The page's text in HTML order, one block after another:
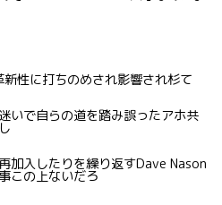
性に打ちのめされ影響され杉て
いで自らの道を踏み誤ったアホ共
加入したりを繰り返すDave Nason
この上ないだろ